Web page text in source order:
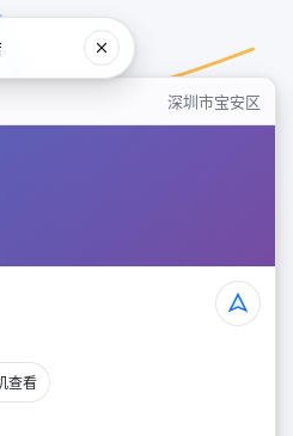
深圳市宝安区
查看